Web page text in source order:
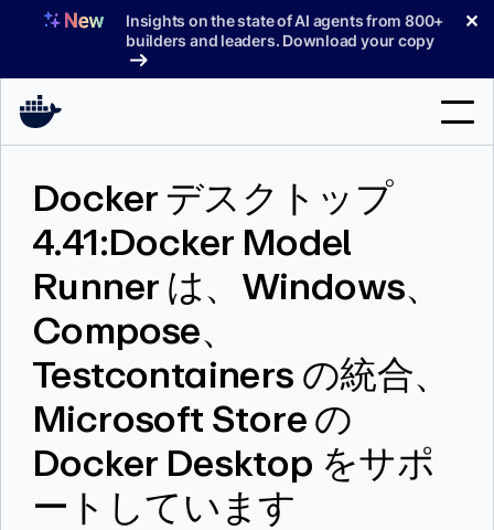
へ
Insights on the state of AI agents from 800+
builders and leaders. Download your copy
✕
料金プラン
ブログ
ドキュメント
索
サインイン
Docker デスクトップ
4.41:Docker Model
Runner は、Windows、
Compose、
Testcontainers の統合、
Microsoft Store の
Docker Desktop をサポ
ートしています